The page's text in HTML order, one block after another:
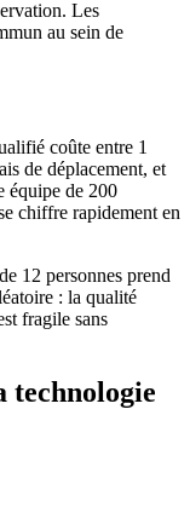
Les
au sein de
coûte entre 1
de déplacement, et
équipe de 200
chiffre rapidement en
12 personnes prend
: la qualité
fragile sans